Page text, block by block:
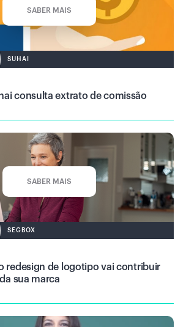
SUHAI
SABER MAIS
consulta extrato de comissão
SEGBOX
SABER MAIS
redesign de logotipo vai contribuir
sua marca